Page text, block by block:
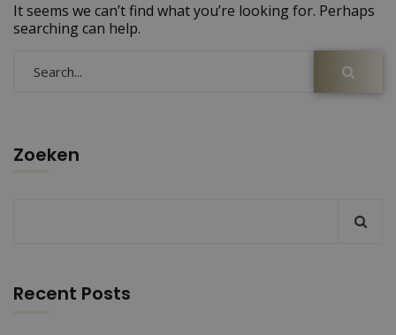
It seems we can’t find what you’re looking for. Perhaps
searching can help.
Zoeken
Recent Posts